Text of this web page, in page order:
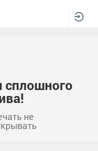
сплошного
не